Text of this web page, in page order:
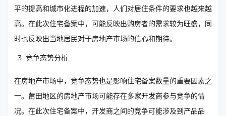
平的提高和城市化进程的加速，人们对居住条件的要求也越来越
高。在此次住宅备案中，可能反映出购房者的需求较为旺盛，同
时也反映出当地居民对于房地产市场的信心和期待。
竞争态势分析
在房地产市场中，竞争态势也是影响住宅备案数量的重要因素之
一。莆田地区的房地产市场可能存在多家开发商参与竞争的情
况。在此次住宅备案中，开发商之间的竞争可能涉及到产品品